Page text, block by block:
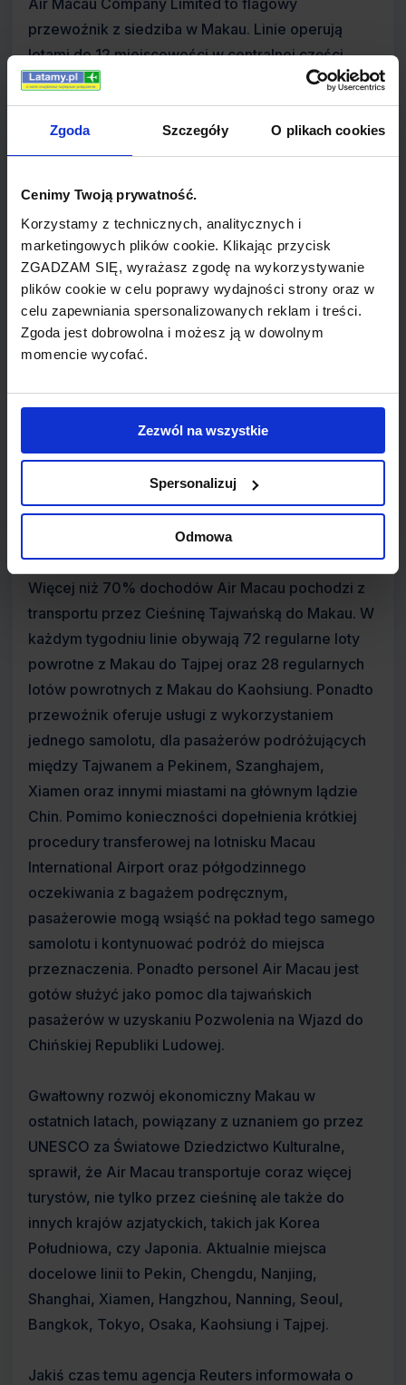
Zgoda Szczegóły O plikach cookies
Cenimy Twoją prywatność.
Korzystamy z technicznych, analitycznych i
marketingowych plików cookie. Klikając przycisk
ZGADZAM SIĘ, wyrażasz zgodę na wykorzystywanie
plików cookie w celu poprawy wydajności strony oraz w
celu zapewniania spersonalizowanych reklam i treści.
Zgoda jest dobrowolna i możesz ją w dowolnym
momencie wycofać.
Zezwól na wszystkie
Spersonalizuj
Odmowa
przewoźnik z siedziba w Makau. Linie operują
lotami do 12 miejscowości w centralnej części
Chin, oraz regionalnymi usługami
międzynarodowymi ze swojego węzła na lotnisku
Macau International Airport.
rozpoczęły działalność wprowadzając loty z
Makau do Pekinu i Szanghaju (wcześniej jedyną
usługą lotniczą do Makau były loty helikopterem).
Trasa obsługiwana jednym samolotem między
Pekinem, Szanghajem i Tajpej została
wprowadzona w grudniu 1995 roku. Pierwszy
czysto transportowy lot odbył się 7 października
przez Makau.
Air Macau jest współwłasnością China National
Aviation (CNAC) (51%), TAP Portugal (20%),
STDM (14%), EVA Air (5%), rząd Makau (5%) i
lokalni inwestorzy (5%).
Więcej niż 70% dochodów Air Macau pochodzi z
transportu przez Cieśninę Tajwańską do Makau. W
każdym tygodniu linie obywają 72 regularne loty
powrotne z Makau do Tajpej oraz 28 regularnych
lotów powrotnych z Makau do Kaohsiung. Ponadto
przewoźnik oferuje usługi z wykorzystaniem
jednego samolotu, dla pasażerów podróżujących
między Tajwanem a Pekinem, Szanghajem,
Xiamen oraz innymi miastami na głównym lądzie
Chin. Pomimo konieczności dopełnienia krótkiej
procedury transferowej na lotnisku Macau
International Airport oraz półgodzinnego
oczekiwania z bagażem podręcznym,
pasażerowie mogą wsiąść na pokład tego samego
samolotu i kontynuować podróż do miejsca
przeznaczenia. Ponadto personel Air Macau jest
gotów służyć jako pomoc dla tajwańskich
pasażerów w uzyskaniu Pozwolenia na Wjazd do
Chińskiej Republiki Ludowej.
Gwałtowny rozwój ekonomiczny Makau w
ostatnich latach, powiązany z uznaniem go przez
UNESCO za Światowe Dziedzictwo Kulturalne,
sprawił, że Air Macau transportuje coraz więcej
turystów, nie tylko przez cieśninę ale także do
innych krajów azjatyckich, takich jak Korea
Południowa, czy Japonia. Aktualnie miejsca
docelowe linii to Pekin, Chengdu, Nanjing,
Shanghai, Xiamen, Hangzhou, Nanning, Seoul,
Bangkok, Tokyo, Osaka, Kaohsiung i Tajpej.
Jakiś czas temu agencja Reuters informowała o